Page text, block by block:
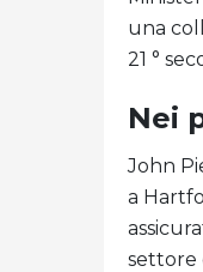
una
21 °
Nei
John
a
settore